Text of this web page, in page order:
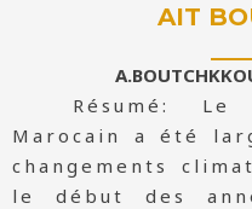
AIT
Résumé:
Marocain a été
changements
le début des